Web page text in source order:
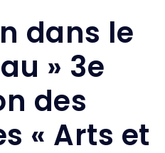
dans le
» 3e
des
« Arts et